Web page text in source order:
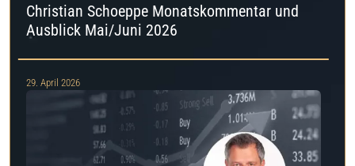
Christian Schoeppe Monatskommentar und
Ausblick Mai/Juni 2026
29. April 2026